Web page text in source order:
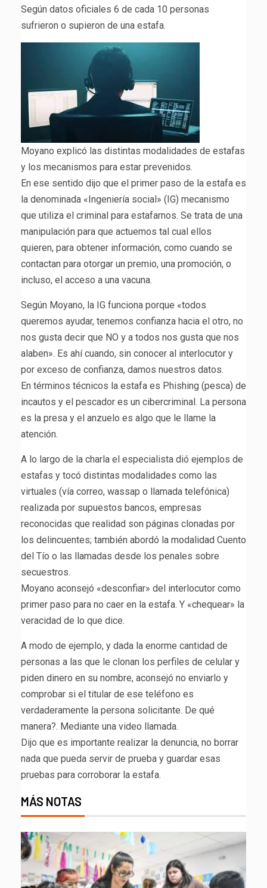
Según datos oficiales 6 de cada 10 personas
sufrieron o supieron de una estafa.
Moyano explicó las distintas modalidades de estafas
y los mecanismos para estar prevenidos.
En ese sentido dijo que el primer paso de la estafa es
la denominada «Ingeniería social» (IG) mecanismo
que utiliza el criminal para estafarnos. Se trata de una
manipulación para que actuemos tal cual ellos
quieren, para obtener información, como cuando se
contactan para otorgar un premio, una promoción, o
incluso, el acceso a una vacuna.
Según Moyano, la IG funciona porque «todos
queremos ayudar, tenemos confianza hacia el otro, no
nos gusta decir que NO y a todos nos gusta que nos
alaben». Es ahí cuando, sin conocer al interlocutor y
por exceso de confianza, damos nuestros datos.
En términos técnicos la estafa es Phishing (pesca) de
incautos y el pescador es un cibercriminal. La persona
es la presa y el anzuelo es algo que le llame la
atención.
A lo largo de la charla el especialista dió ejemplos de
estafas y tocó distintas modalidades como las
virtuales (vía correo, wassap o llamada telefónica)
realizada por supuestos bancos, empresas
reconocidas que realidad son páginas clonadas por
los delincuentes; también abordó la modalidad Cuento
del Tío o las llamadas desde los penales sobre
secuestros.
Moyano aconsejó «desconfiar» del interlocutor como
primer paso para no caer en la estafa. Y «chequear» la
veracidad de lo que dice.
A modo de ejemplo, y dada la enorme cantidad de
personas a las que le clonan los perfiles de celular y
piden dinero en su nombre, aconsejó no enviarlo y
comprobar si el titular de ese teléfono es
verdaderamente la persona solicitante. De qué
manera?. Mediante una video llamada.
Dijo que es importante realizar la denuncia, no borrar
nada que pueda servir de prueba y guardar esas
pruebas para corroborar la estafa.
MÁS NOTAS